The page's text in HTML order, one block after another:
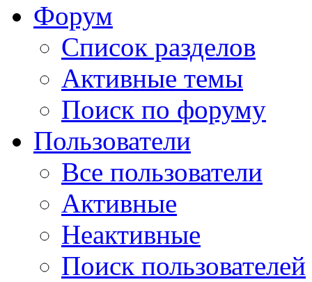
Форум
Список разделов
Активные темы
Поиск по форуму
Пользователи
Все пользователи
Активные
Неактивные
Поиск пользователей